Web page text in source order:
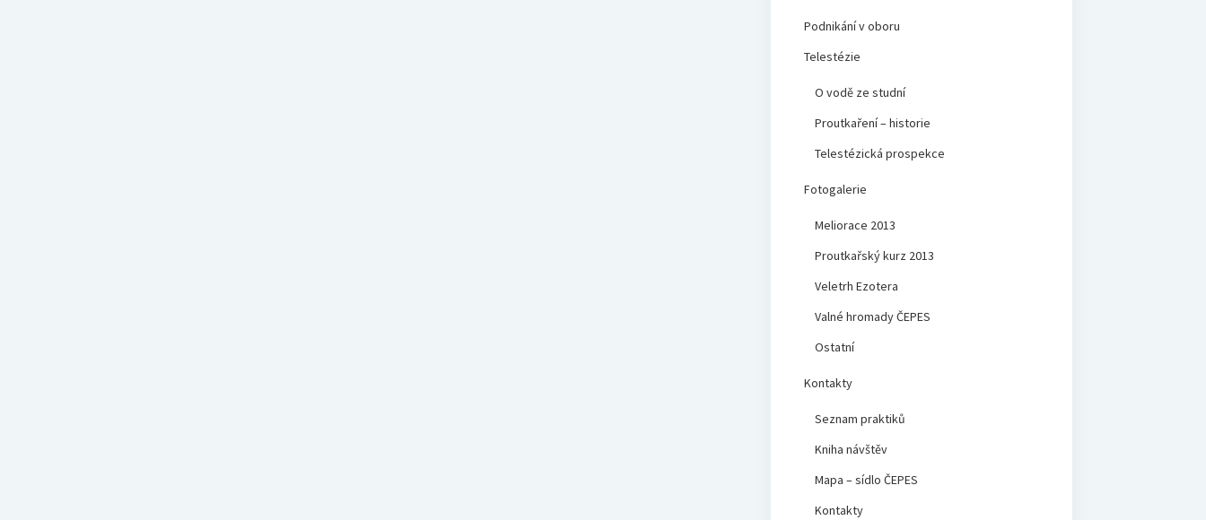
Podnikání v oboru
Telestézie
O vodě ze studní
Proutkaření – historie
Telestézická prospekce
Fotogalerie
Meliorace 2013
Proutkařský kurz 2013
Veletrh Ezotera
Valné hromady ČEPES
Ostatní
Kontakty
Seznam praktiků
Kniha návštěv
Mapa – sídlo ČEPES
Kontakty